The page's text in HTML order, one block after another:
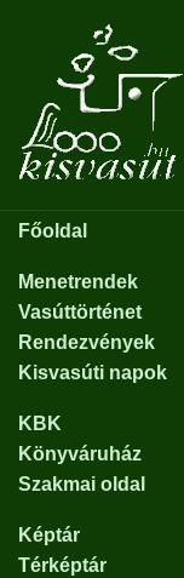
Főoldal
Menetrendek
Vasúttörténet
Rendezvények
Kisvasúti napok
KBK
Könyváruház
Szakmai oldal
Képtár
Térképtár